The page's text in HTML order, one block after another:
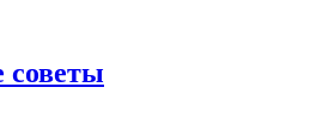
советы